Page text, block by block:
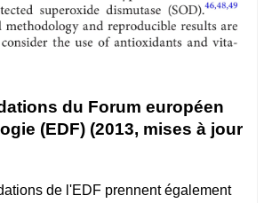
du Forum européen
(EDF) (2013, mises à jour
de l'EDF prennent également